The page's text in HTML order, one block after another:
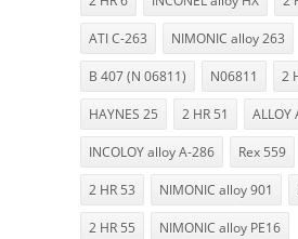
ATI C-263 NIMONIC alloy 263
B 407 (N 06811) N06811 2
HAYNES 25 2 HR 51 ALLOY
INCOLOY alloy A-286 Rex 559
2 HR 53 NIMONIC alloy 901
2 HR 55 NIMONIC alloy PE16